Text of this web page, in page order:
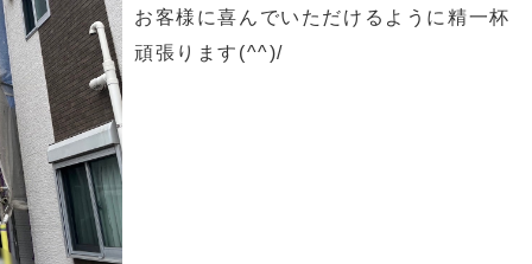
お客様に喜んでいただけるように精一杯
頑張ります(^^)/